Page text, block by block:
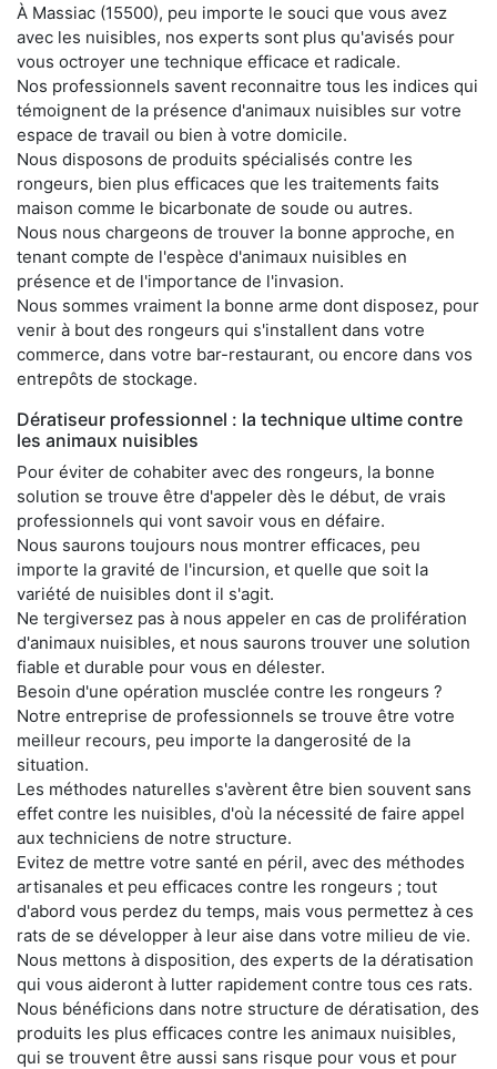
À Massiac (15500), peu importe le souci que vous avez
avec les nuisibles, nos experts sont plus qu'avisés pour
vous octroyer une technique efficace et radicale.
Nos professionnels savent reconnaitre tous les indices qui
témoignent de la présence d'animaux nuisibles sur votre
espace de travail ou bien à votre domicile.
Nous disposons de produits spécialisés contre les
rongeurs, bien plus efficaces que les traitements faits
maison comme le bicarbonate de soude ou autres.
Nous nous chargeons de trouver la bonne approche, en
tenant compte de l'espèce d'animaux nuisibles en
présence et de l'importance de l'invasion.
Nous sommes vraiment la bonne arme dont disposez, pour
venir à bout des rongeurs qui s'installent dans votre
commerce, dans votre bar-restaurant, ou encore dans vos
entrepôts de stockage.
Dératiseur professionnel : la technique ultime contre
les animaux nuisibles
Pour éviter de cohabiter avec des rongeurs, la bonne
solution se trouve être d'appeler dès le début, de vrais
professionnels qui vont savoir vous en défaire.
Nous saurons toujours nous montrer efficaces, peu
importe la gravité de l'incursion, et quelle que soit la
variété de nuisibles dont il s'agit.
Ne tergiversez pas à nous appeler en cas de prolifération
d'animaux nuisibles, et nous saurons trouver une solution
fiable et durable pour vous en délester.
Besoin d'une opération musclée contre les rongeurs ?
Notre entreprise de professionnels se trouve être votre
meilleur recours, peu importe la dangerosité de la
situation.
Les méthodes naturelles s'avèrent être bien souvent sans
effet contre les nuisibles, d'où la nécessité de faire appel
aux techniciens de notre structure.
Evitez de mettre votre santé en péril, avec des méthodes
artisanales et peu efficaces contre les rongeurs ; tout
d'abord vous perdez du temps, mais vous permettez à ces
rats de se développer à leur aise dans votre milieu de vie.
Nous mettons à disposition, des experts de la dératisation
qui vous aideront à lutter rapidement contre tous ces rats.
Nous bénéficions dans notre structure de dératisation, des
produits les plus efficaces contre les animaux nuisibles,
qui se trouvent être aussi sans risque pour vous et pour